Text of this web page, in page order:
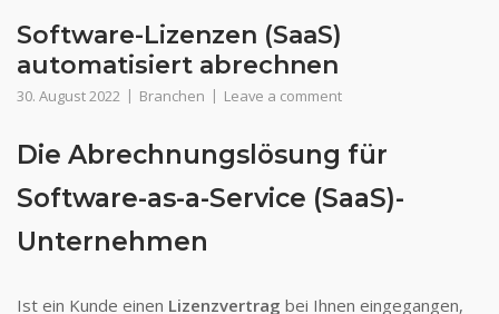
Software-Lizenzen (SaaS)
automatisiert abrechnen
30. August 2022 Branchen Leave a comment
Die Abrechnungslösung für
Software-as-a-Service (SaaS)-
Unternehmen
Ist ein Kunde einen Lizenzvertrag bei Ihnen eingegangen,